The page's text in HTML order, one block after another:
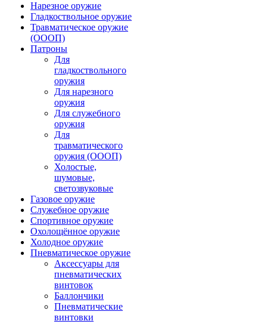
Нарезное оружие
Гладкоствольное оружие
Травматическое оружие
(ОООП)
Патроны
Для
гладкоствольного
оружия
Для нарезного
оружия
Для служебного
оружия
Для
травматического
оружия (ОООП)
Холостые,
шумовые,
светозвуковые
Газовое оружие
Служебное оружие
Спортивное оружие
Охолощённое оружие
Холодное оружие
Пневматическое оружие
Аксессуары для
пневматических
винтовок
Баллончики
Пневматические
винтовки